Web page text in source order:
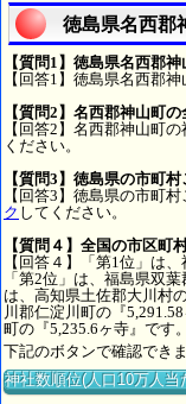
徳島県名西郡
【質問1】徳島県名西郡
【回答1】徳島県名西郡
【質問2】名西郡神山町
【回答2】名西郡神山町の
ください。
【質問3】徳島県の市町
【回答3】徳島県の市町
ク してください。
【質問４】全国の市区町
【回答４】「第1位」は
「第2位」は、福島県双
は、高知県土佐郡大川村
川郡仁淀川町の『
町の『5,235.6ヶ寺』です
下記のボタンで確認でき
神社数順位(人口10万人当